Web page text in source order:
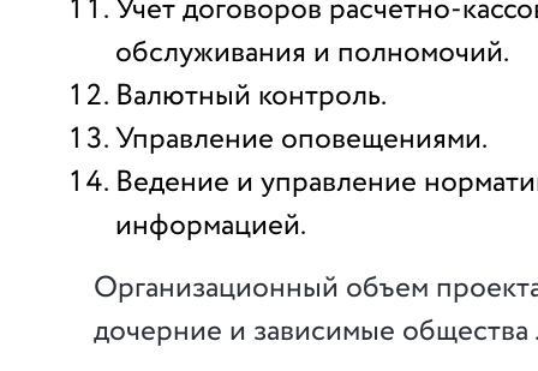
Учет договоров расчетно-
обслуживания и полномочий.
Валютный контроль.
Управление оповещениями.
Ведение и управление
информацией.
Организационный объем
дочерние и зависимые общества